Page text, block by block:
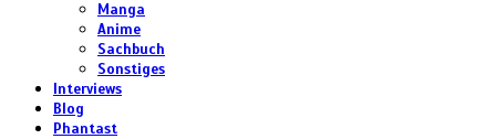
Manga
Anime
Sachbuch
Sonstiges
Interviews
Blog
Phantast